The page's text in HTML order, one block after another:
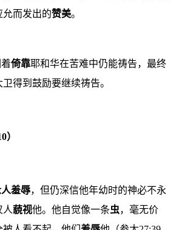
允而发出的赞美。
倚靠耶和华在苦难中仍能祷告，最终
得到鼓励要继续祷告。
）
羞辱，但仍深信他年幼时的神必不永
人藐视他。他自觉像一条虫，毫无价